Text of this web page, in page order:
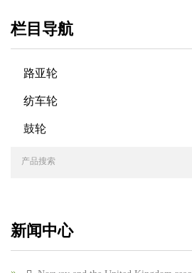
栏目导航
路亚轮
纺车轮
鼓轮
新闻中心